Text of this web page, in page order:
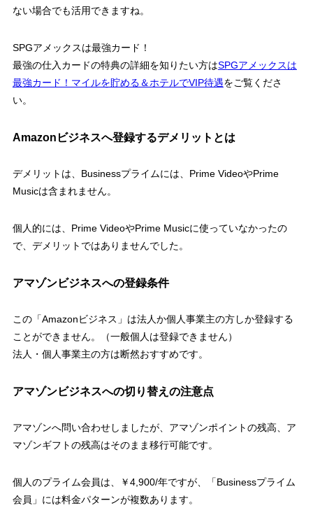
ない場合でも活用できますね。
SPGアメックスは最強カード！
最強の仕入カードの特典の詳細を知りたい方はSPGアメックスは
最強カード！マイルを貯める＆ホテルでVIP待遇をご覧くださ
い。
Amazonビジネスへ登録するデメリットとは
デメリットは、Businessプライムには、Prime VideoやPrime
Musicは含まれません。
個人的には、Prime VideoやPrime Musicに使っていなかったの
で、デメリットではありませんでした。
アマゾンビジネスへの登録条件
この「Amazonビジネス」は法人か個人事業主の方しか登録する
ことができません。（一般個人は登録できません）
法人・個人事業主の方は断然おすすめです。
アマゾンビジネスへの切り替えの注意点
アマゾンへ問い合わせしましたが、アマゾンポイントの残高、ア
マゾンギフトの残高はそのまま移行可能です。
個人のプライム会員は、￥4,900/年ですが、「Businessプライム
会員」には料金パターンが複数あります。